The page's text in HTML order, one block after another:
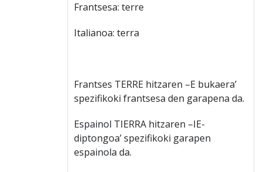
Frantsesa: terre
Italianoa: terra
Frantses TERRE hitzaren –E bukaera’
spezifikoki frantsesa den garapena da.
Espainol TIERRA hitzaren –IE-
diptongoa’ spezifikoki garapen
espainola da.